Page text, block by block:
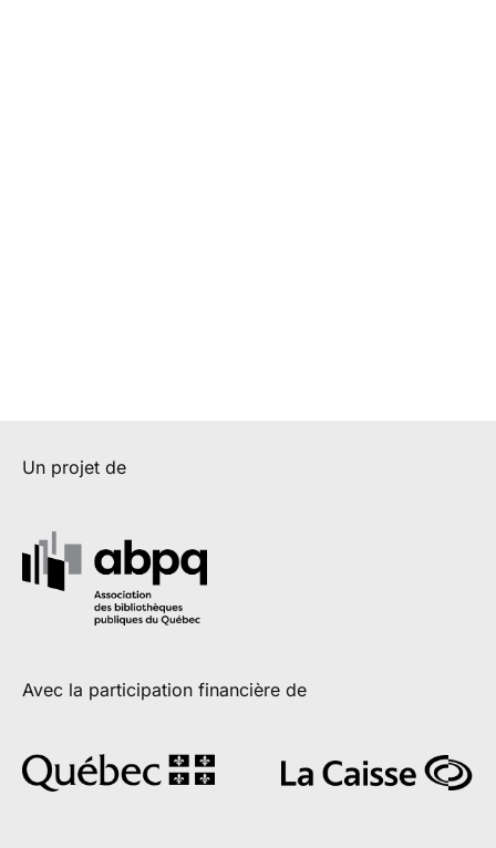
Un projet de
Avec la participation financière de